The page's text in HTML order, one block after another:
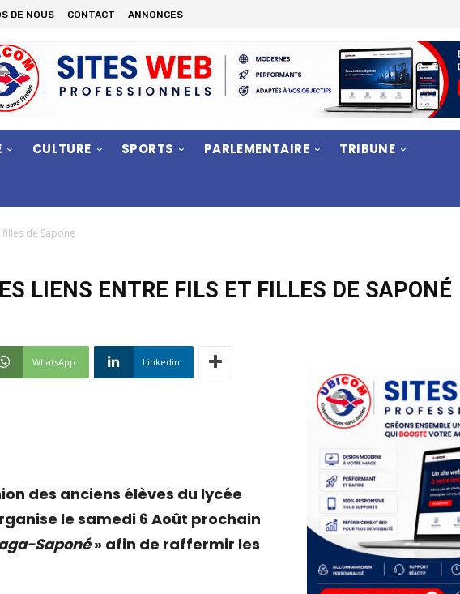
DE NOUS CONTACT ANNONCES
CULTURE SPORTS PARLEMENTAIRE TRIBUNE
de Saponé
LIENS ENTRE FILS ET FILLES DE SAPONÉ
WhatsApp Linkedin
des anciens élèves du lycée
le samedi 6 Août prochain
Saponé» afin de raffermir les